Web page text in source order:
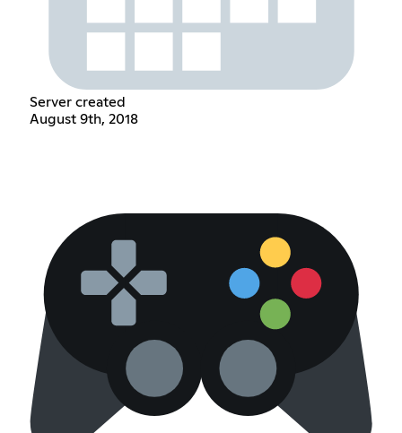
Server created
August 9th, 2018